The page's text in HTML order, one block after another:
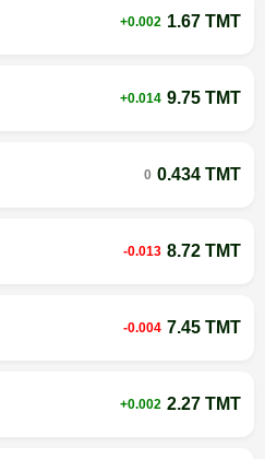
+0.002 1.67 TMT
+0.014 9.75 TMT
0 0.434 TMT
-0.013 8.72 TMT
-0.004 7.45 TMT
+0.002 2.27 TMT